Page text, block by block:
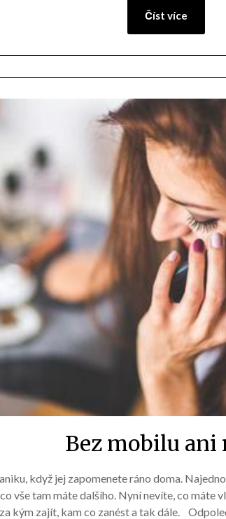
Číst více
Bez mobilu ani
když jej zapomenete ráno doma.
vše tam máte dalšího. Nyní nevíte, co máte
kým zajít, kam co zanést a tak dále.